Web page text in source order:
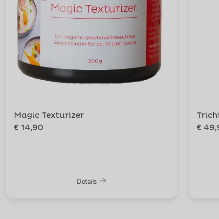
Magic Texturizer
€ 14,90
Details
€